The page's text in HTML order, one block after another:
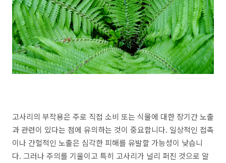
고사리의 부작용은 주로 직접 소비 또는 식물에 대한 장기간 노출
과 관련이 있다는 점에 유의하는 것이 중요합니다. 일상적인 접촉
이나 간헐적인 노출은 심각한 피해를 유발할 가능성이 낮습니
다. 그러나 주의를 기울이고 특히 고사리가 널리 퍼진 것으로 알